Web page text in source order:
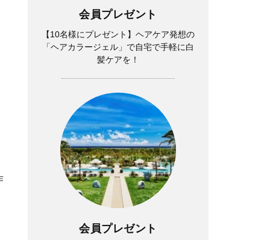
会員プレゼント
【10名様にプレゼント】ヘアケア発想の
「ヘアカラージェル」で自宅で手軽に白
髪ケアを！
会員プレゼント